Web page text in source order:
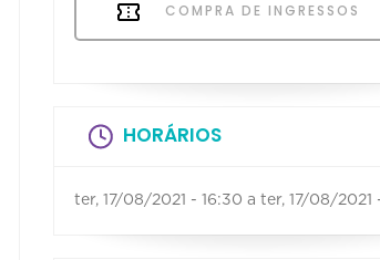
COMPRA DE INGRESSOS
HORÁRIOS
ter, 17/08/2021 - 16:30 a ter, 17/08/2021